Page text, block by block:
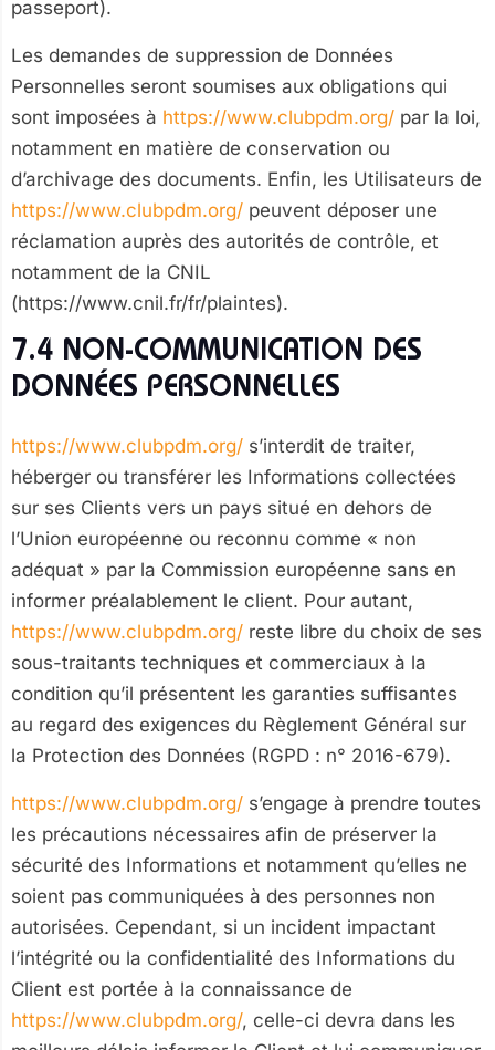
passeport).
Les demandes de suppression de Données
Personnelles seront soumises aux obligations qui
sont imposées à https://www.clubpdm.org/ par la loi,
notamment en matière de conservation ou
d’archivage des documents. Enfin, les Utilisateurs de
https://www.clubpdm.org/ peuvent déposer une
réclamation auprès des autorités de contrôle, et
notamment de la CNIL
(https://www.cnil.fr/fr/plaintes).
7.4 NON-COMMUNICATION DES
DONNÉES PERSONNELLES
https://www.clubpdm.org/ s’interdit de traiter,
héberger ou transférer les Informations collectées
sur ses Clients vers un pays situé en dehors de
l’Union européenne ou reconnu comme « non
adéquat » par la Commission européenne sans en
informer préalablement le client. Pour autant,
https://www.clubpdm.org/ reste libre du choix de ses
sous-traitants techniques et commerciaux à la
condition qu’il présentent les garanties suffisantes
au regard des exigences du Règlement Général sur
la Protection des Données (RGPD : n° 2016-679).
https://www.clubpdm.org/ s’engage à prendre toutes
les précautions nécessaires afin de préserver la
sécurité des Informations et notamment qu’elles ne
soient pas communiquées à des personnes non
autorisées. Cependant, si un incident impactant
l’intégrité ou la confidentialité des Informations du
Client est portée à la connaissance de
https://www.clubpdm.org/, celle-ci devra dans les